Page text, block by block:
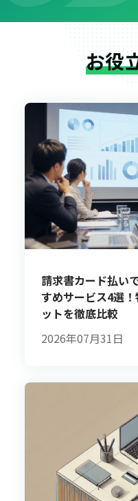
お役
請求書カード払い
すめサービス4選
ットを徹底比較
2026年07月31日